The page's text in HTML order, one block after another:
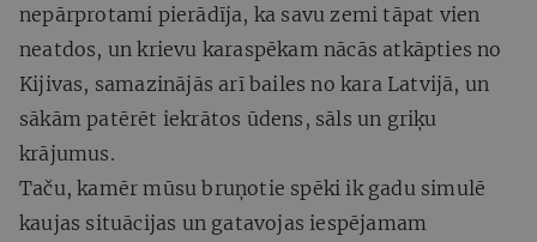
nepārprotami pierādīja, ka savu zemi tāpat vien
neatdos, un krievu karaspēkam nācās atkāpties no
Kijivas, samazinājās arī bailes no kara Latvijā, un
sākām patērēt iekrātos ūdens, sāls un griķu
krājumus.
Taču, kamēr mūsu bruņotie spēki ik gadu simulē
kaujas situācijas un gatavojas iespējamam